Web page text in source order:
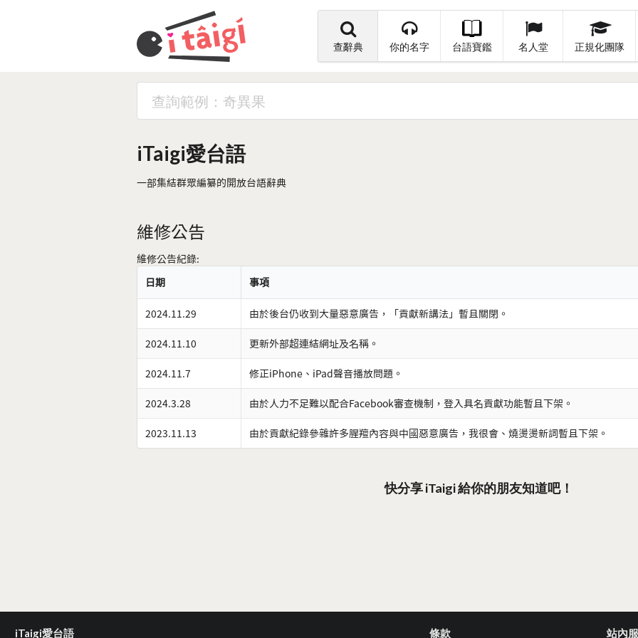
查辭典 你的名字 台語寶鑑 名人堂 正規化團隊
iTaigi愛台語
一部集結群眾編纂的開放台語辭典
維修公告
維修公告紀錄:
日期
事項
2024.11.29 由於後台仍收到大量惡意廣告，「貢獻新講法」暫且關閉。
2024.11.10 更新外部超連結網址及名稱。
2024.11.7 修正iPhone、iPad聲音播放問題。
2024.3.28 由於人力不足難以配合Facebook審查機制，登入具名貢獻功能暫且下架。
2023.11.13 由於貢獻紀錄參雜許多腥羶內容與中國惡意廣告，我很會、燒燙燙新詞暫且下架。
快分享 iTaigi 給你的朋友知道吧！
iTaigi愛台語 條款 站內